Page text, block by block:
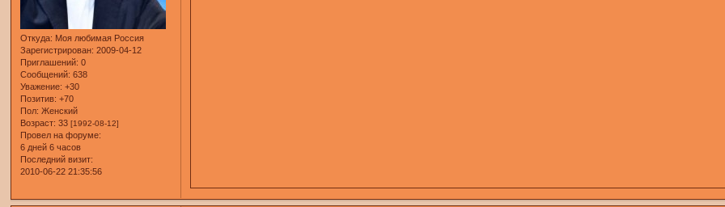
Откуда: Моя любимая Россия
Зарегистрирован: 2009-04-12
Приглашений: 0
Сообщений: 638
Уважение: +30
Позитив: +70
Пол: Женский
Возраст: 33[1992-08-12]
Провел на форуме:
6 дней 6 часов
Последний визит:
2010-06-22 21:35:56